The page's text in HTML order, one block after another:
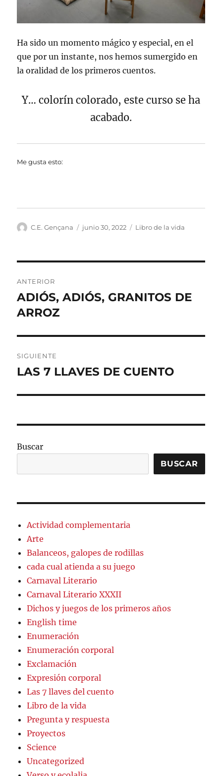
Ha sido un momento mágico y especial, en el
que por un instante, nos hemos sumergido en
la oralidad de los primeros cuentos.
Y… colorín colorado, este curso se ha
acabado.
Me gusta esto:
Autor
C.E. Gençana
Publicado
junio 30, 2022 Categorías
Libro de la vida
de
entradas
ANTERIOR
Entrada
anterior:
ADIÓS, ADIÓS, GRANITOS DE
ARROZ
SIGUIENTE
Entrada
LAS 7 LLAVES DE CUENTO
Buscar
BUSCAR
Actividad complementaria
Arte
Balanceos, galopes de rodillas
cada cual atienda a su juego
Carnaval Literario
Carnaval Literario XXXII
Dichos y juegos de los primeros años
English time
Enumeración
Enumeración corporal
Exclamación
Expresión corporal
Las 7 llaves del cuento
Libro de la vida
Pregunta y respuesta
Proyectos
Science
Uncategorized